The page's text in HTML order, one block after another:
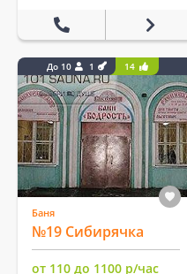
До 10 1 14
Баня
№19 Сибирячка
от 110 до 1100 р/час